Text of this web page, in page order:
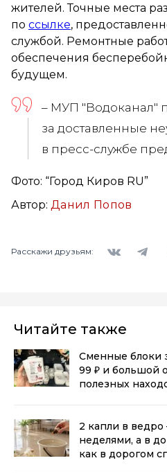
жителей. Точные места
по ссылке,
службой. Ремонтные
обеспечения
будущем.
– МУП "Водоканал"
за доставленные
в пресс-службе
Фото: “Город Киров RU”
Автор: Данил Попов
Расскажи друзьям:
Читайте также
Сменные блоки
99 ₽ и большой
полезных
2 капли в
неделями, а в
как в дорогом